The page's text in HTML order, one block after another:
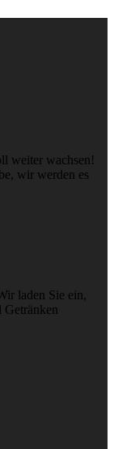
weiter wachsen!
wir werden es
laden Sie ein,
Getränken